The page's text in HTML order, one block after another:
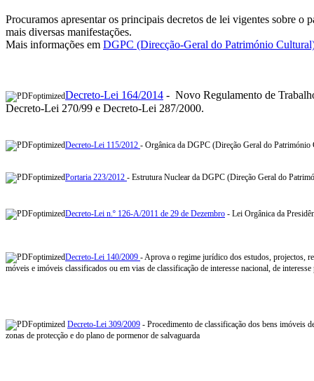
Procuramos apresentar os principais decretos de lei vigentes sobre o
mais diversas manifestações.
Mais informações em DGPC (Direcção-Geral do Património
Decreto-Lei 164/2014 - Novo Regulamento de
Decreto-Lei 270/99 e Decreto-Lei 287/2000.
Decreto-Lei 115/2012 - Orgânica da DGPC (Direção Geral do Património
Portaria 223/2012 - Estrutura Nuclear da DGPC (Direção Geral do
Decreto-Lei n.º 126-A/2011 de 29 de Dezembro - Lei Orgânica da
Decreto-Lei 140/2009 - Aprova o regime jurídico dos estudos, projectos,
móveis e imóveis classificados ou em vias de classificação de interesse nacional, de
Decreto-Lei 309/2009 - Procedimento de classificação dos bens imóveis
zonas de protecção e do plano de pormenor de salvaguarda